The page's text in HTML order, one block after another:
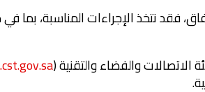
فقد نتخذ الإجراءات المناسبة،